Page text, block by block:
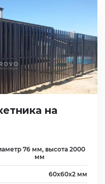
на
76 мм, высота 2000
мм
60х60х2 мм